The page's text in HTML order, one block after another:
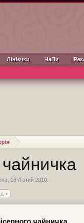
16 Лютий 2010
>
Лінієчки ЧаПи